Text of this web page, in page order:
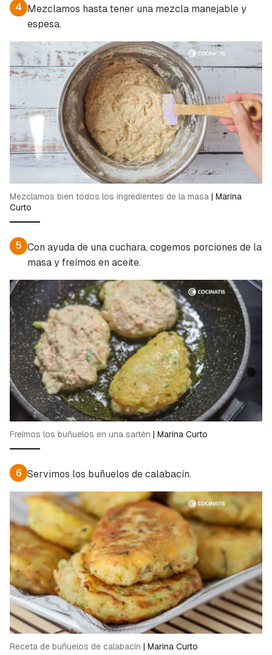
4 Mezclamos hasta tener una mezcla manejable y
espesa.
Mezclamos bien todos los ingredientes de la masa | Marina
Curto
5 Con ayuda de una cuchara, cogemos porciones de la
masa y freímos en aceite.
Freímos los buñuelos en una sartén | Marina Curto
6 Servimos los buñuelos de calabacín.
Receta de buñuelos de calabacín | Marina Curto